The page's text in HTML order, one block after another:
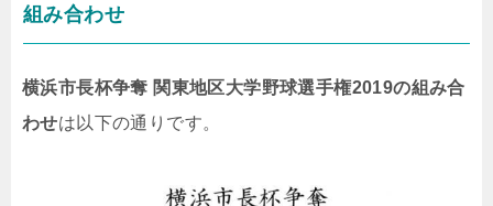
組み合わせ
横浜市長杯争奪 関東地区大学野球選手権2019の組み合
わせは以下の通りです。